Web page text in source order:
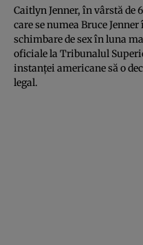
Caitlyn Jenner, în vârstă de
care se numea Bruce
schimbare de sex în luna
oficiale la Tribunalul
instanţei americane să o
legal.